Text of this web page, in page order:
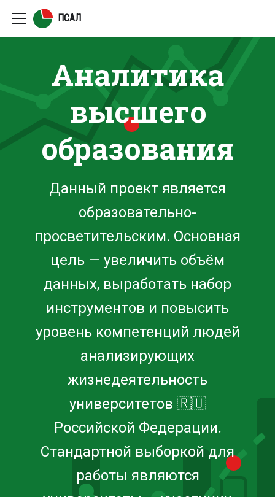
ПСАЛ
Аналитика
высшего
образования
Данный проект является
образовательно-
просветительским. Основная
цель — увеличить объём
данных, выработать набор
инструментов и повысить
уровень компетенций людей
анализирующих
жизнедеятельность
университетов 🇷🇺
Российской Федерации.
Стандартной выборкой для
работы являются